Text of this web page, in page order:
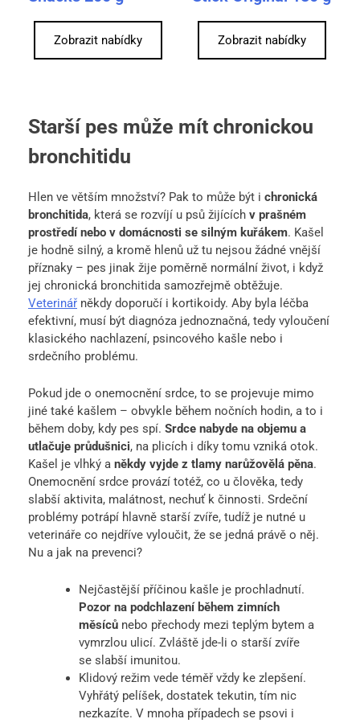
Zobrazit nabídky Zobrazit nabídky
Starší pes může mít chronickou
bronchitidu
Hlen ve větším množství? Pak to může být i chronická
bronchitida, která se rozvíjí u psů žijících v prašném
prostředí nebo v domácnosti se silným kuřákem. Kašel
je hodně silný, a kromě hlenů už tu nejsou žádné vnější
příznaky – pes jinak žije poměrně normální život, i když
jej chronická bronchitida samozřejmě obtěžuje.
Veterinář někdy doporučí i kortikoidy. Aby byla léčba
efektivní, musí být diagnóza jednoznačná, tedy vyloučení
klasického nachlazení, psincového kašle nebo i
srdečního problému.
Pokud jde o onemocnění srdce, to se projevuje mimo
jiné také kašlem – obvykle během nočních hodin, a to i
během doby, kdy pes spí. Srdce nabyde na objemu a
utlačuje průdušnici, na plicích i díky tomu vzniká otok.
Kašel je vlhký a někdy vyjde z tlamy narůžovělá pěna.
Onemocnění srdce provází totéž, co u člověka, tedy
slabší aktivita, malátnost, nechuť k činnosti. Srdeční
problémy potrápí hlavně starší zvíře, tudíž je nutné u
veterináře co nejdříve vyloučit, že se jedná právě o něj.
Nu a jak na prevenci?
Nejčastější příčinou kašle je prochladnutí.
Pozor na podchlazení během zimních
měsícůnebo přechody mezi teplým bytem a
vymrzlou ulicí. Zvláště jde-li o starší zvíře
se slabší imunitou.
Klidový režim vede téměř vždy ke zlepšení.
Vyhřátý pelíšek, dostatek tekutin, tím nic
nezkazíte. V mnoha případech se psovi i